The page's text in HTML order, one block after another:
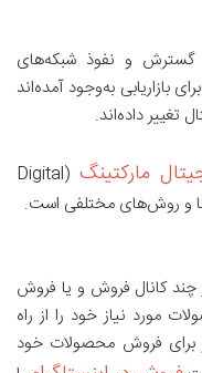
گسترش و نفوذ شبکه‌های
بازاریابی به‌وجود آمده‌اند
تغییر داده‌اند.
مارکتینگ (Digital
چند کانال فروش و یا فروش
مورد نیاز خود را از راه
برای فروش محصولات خود